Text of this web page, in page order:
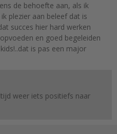
de behoefte aan, als ik
plezier aan beleef dat is
succes hier hard werken
en goed begeleiden
is pas een major
weer iets positiefs naar